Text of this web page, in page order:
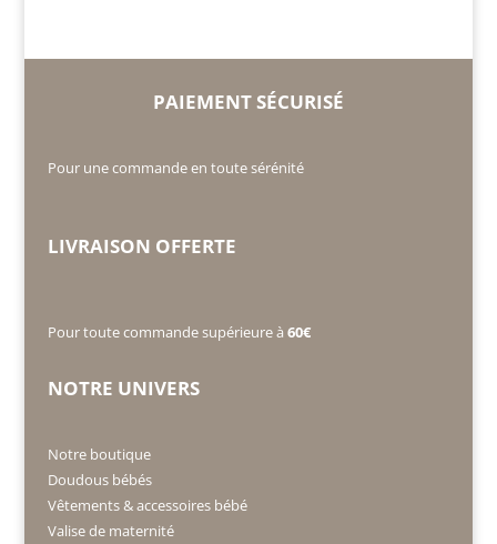
PAIEMENT SÉCURISÉ
Pour une commande en toute sérénité
LIVRAISON OFFERTE
Pour toute commande supérieure à 60€
NOTRE UNIVERS
Notre boutique
Doudous bébés
Vêtements & accessoires bébé
Valise de maternité